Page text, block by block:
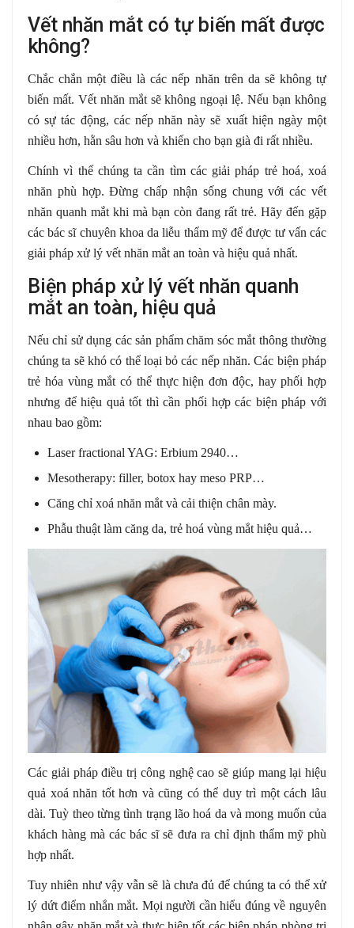
Vết nhăn mắt có tự biến mất được
không?
Chắc chắn một điều là các nếp nhăn trên da sẽ không tự
biến mất. Vết nhăn mắt sẽ không ngoại lệ. Nếu bạn không
có sự tác động, các nếp nhăn này sẽ xuất hiện ngày một
nhiều hơn, hằn sâu hơn và khiến cho bạn già đi rất nhiều.
Chính vì thế chúng ta cần tìm các giải pháp trẻ hoá, xoá
nhăn phù hợp. Đừng chấp nhận sống chung với các vết
nhăn quanh mắt khi mà bạn còn đang rất trẻ. Hãy đến gặp
các bác sĩ chuyên khoa da liễu thẩm mỹ để được tư vấn các
giải pháp xử lý vết nhăn mắt an toàn và hiệu quả nhất.
Biện pháp xử lý vết nhăn quanh
mắt an toàn, hiệu quả
Nếu chỉ sử dụng các sản phẩm chăm sóc mắt thông thường
chúng ta sẽ khó có thể loại bỏ các nếp nhăn. Các biện pháp
trẻ hóa vùng mắt có thể thực hiện đơn độc, hay phối hợp
nhưng để hiệu quả tốt thì cần phối hợp các biện pháp với
nhau bao gồm:
Laser fractional YAG: Erbium 2940…
Mesotherapy: filler, botox hay meso PRP…
Căng chỉ xoá nhăn mắt và cải thiện chân mày.
Phẫu thuật làm căng da, trẻ hoá vùng mắt hiệu quả…
Các giải pháp điều trị công nghệ cao sẽ giúp mang lại hiệu
quả xoá nhăn tốt hơn và cũng có thể duy trì một cách lâu
dài. Tuỳ theo từng tình trạng lão hoá da và mong muốn của
khách hàng mà các bác sĩ sẽ đưa ra chỉ định thẩm mỹ phù
hợp nhất.
Tuy nhiên như vậy vẫn sẽ là chưa đủ để chúng ta có thể xử
lý dứt điểm nhắn mắt. Mọi người cần hiểu đúng về nguyên